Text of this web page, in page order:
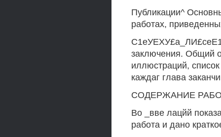
Публикации^
работах,
заключения. Общий
иллюстраций,
каждаг глава
СОДЕРЖАНИЕ
Во _вве лацйй
работа и дано